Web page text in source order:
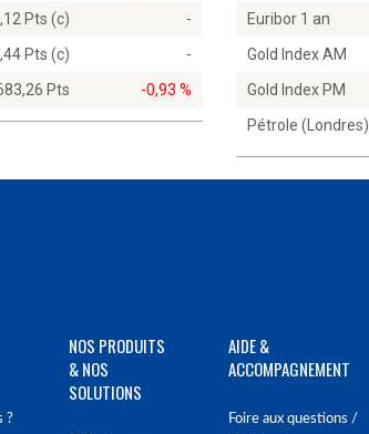
Pts (c)
-
Pts (c)
-
Pts -0,93 %
Euribor 1 an
Gold Index AM
Gold Index PM
Pétrole (Londres)
?
NOS PRODUITS
& NOS
SOLUTIONS
AIDE &
ACCOMPAGNEMENT
Foire aux questions /